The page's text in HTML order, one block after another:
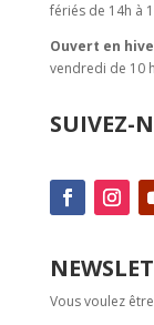
fériés de 14h à
Ouvert en
vendredi de 10
SUIVEZ-
Vous voulez